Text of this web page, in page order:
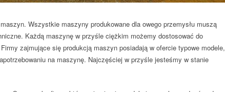
Wszystkie maszyny produkowane dla owego przemysłu muszą
Każdą maszynę w przyśle ciężkim możemy dostosować do
zajmujące się produkcją maszyn posiadają w ofercie typowe modele,
na maszynę. Najczęściej w przyśle jesteśmy w stanie